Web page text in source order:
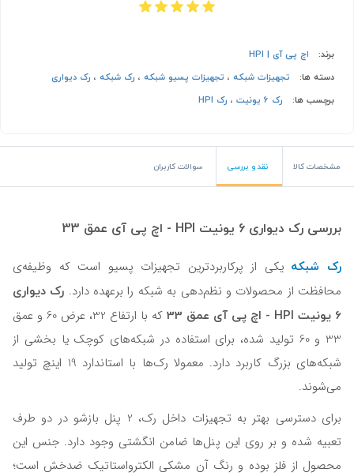
برند:
اچ پی آی | HPI
دسته ها:
تجهیزات شبکه، تجهیزات پسیو شبکه، رک شبکه، رک دیواری
برچسب ها:
رک 6 یونیت ، رک HPI
مشخصات کالا نقد و بررسی سوالات کاربران
بررسی رک دیواری 6 یونیت HPI - اچ پی آی عمق 33
رک شبکهیکی از پرکاربردترین تجهیزات پسیو است که وظیفه‌ی
محافظت از محصولات و نظم‌دهی به شبکه را برعهده دارد.رک دیواری
که با ارتفاع 32، عرض 60 و عمق
33 و 60 تولید شده، برای استفاده در شبکه‌های کوچک یا بخشی از
شبکه‌های بزرگ کاربرد دارد. معمولا رک‌ها با استاندارد 19 اینچ تولید
می‌شوند.
برای دسترسی بهتر به تجهیزات داخل رک، 2 پنل بازشو در دو طرف
تعبیه شده و بر روی این پنل‌ها ضامن انگشتی وجود دارد. جنس این
محصول از فلز بوده و رنگ آن مشکی الکترواستاتیک ضدخش است؛